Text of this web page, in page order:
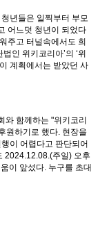
년들은 일찍부터 부모
어느덧 청년이 되었다
주고 터널속에서도 희
인 위키코리아’의 ‘위
계획에서는 받았던 사
와 함께하는 "위키코리
원하기로 했다. 현장을
이 어렵다고 판단되어
2024.12.08.(주일) 오후
이 앞섰다. 누구를 초대